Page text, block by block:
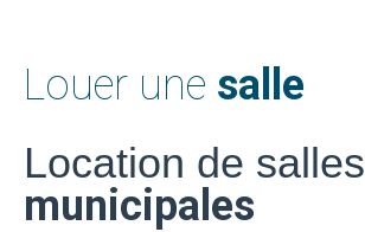
Louer une salle
Location de salles
municipales